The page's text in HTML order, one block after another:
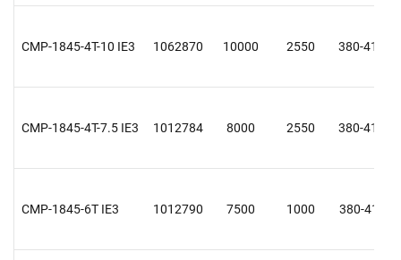
CMP-1845-4T-10 IE3 1062870 10000 2550 380-415 D
CMP-1845-4T-7.5 IE3 1012784 8000 2550 380-415 D
CMP-1845-6T IE3 1012790 7500 1000 380-415 Y